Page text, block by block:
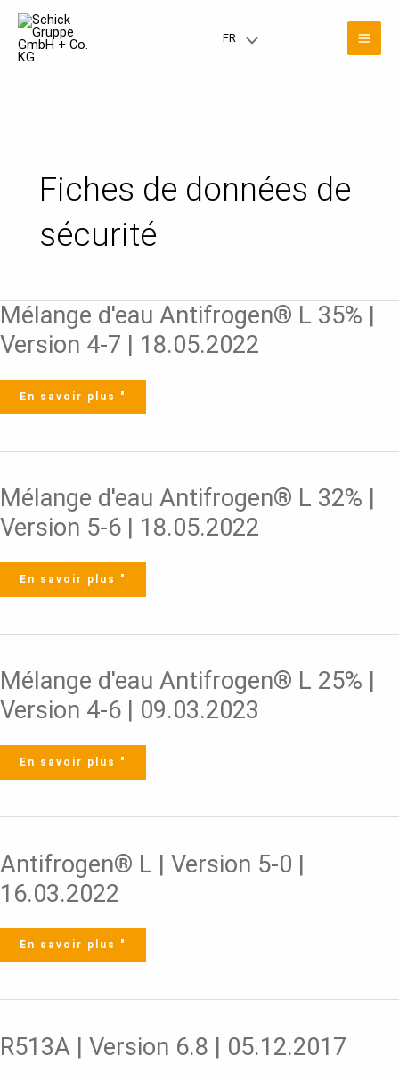
content
FRMenu
Fiches de données de
sécurité
Mélange d'eau Antifrogen® L 35% |
Version 4-7 | 18.05.2022
Mélange
d'eau
Antifrogen®
35%
|
7
|
18.05.2022
En savoir plus "
Mélange d'eau Antifrogen® L 32% |
Version 5-6 | 18.05.2022
Mélange
d'eau
Antifrogen®
32%
|
6
|
18.05.2022
En savoir plus "
Mélange d'eau Antifrogen® L 25% |
Version 4-6 | 09.03.2023
Mélange
d'eau
Antifrogen®
25%
|
6
|
09.03.2023
En savoir plus "
Antifrogen® L | Version 5-0 |
16.03.2022
Antifrogen®
L
|
Version
5-
0
En savoir plus "
R513A | Version 6.8 | 05.12.2017
R513A
|
Version
d’article